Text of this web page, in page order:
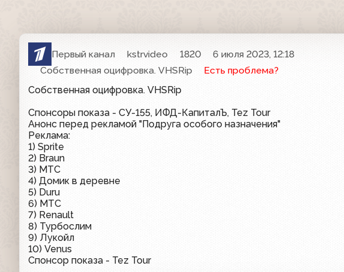
Первый канал kstrvideo 1820
6 июля 2023, 12:18
Собственная оцифровка. VHSRip
Есть проблема?
Собственная оцифровка. VHSRip
Спонсоры показа - СУ-155, ИФД-КапиталЪ, Tez Tour
Анонс перед рекламой "Подруга особого назначения"
Реклама:
1) Sprite
2) Braun
3) МТС
4) Домик в деревне
5) Duru
6) МТС
7) Renault
8) Турбослим
9) Лукойл
10) Venus
Спонсор показа - Tez Tour